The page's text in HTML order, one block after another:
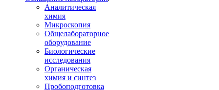
Аналитическая
химия
Микроскопия
Общелабораторное
оборудование
Биологические
исследования
Органическая
химия и синтез
Пробоподготовка